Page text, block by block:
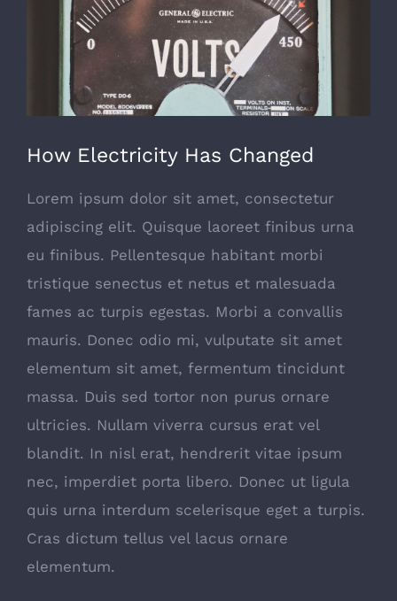
How Electricity Has Changed
Lorem ipsum dolor sit amet, consectetur
adipiscing elit. Quisque laoreet finibus urna
eu finibus. Pellentesque habitant morbi
tristique senectus et netus et malesuada
fames ac turpis egestas. Morbi a convallis
mauris. Donec odio mi, vulputate sit amet
elementum sit amet, fermentum tincidunt
massa. Duis sed tortor non purus ornare
ultricies. Nullam viverra cursus erat vel
blandit. In nisl erat, hendrerit vitae ipsum
nec, imperdiet porta libero. Donec ut ligula
quis urna interdum scelerisque eget a turpis.
Cras dictum tellus vel lacus ornare
elementum.